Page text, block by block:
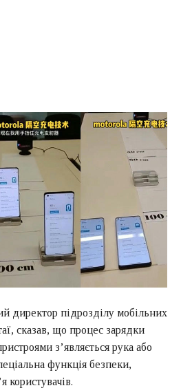
директор підрозділу мобільних
сказав, що процес зарядки
з’являється рука або
функція безпеки,
користувачів.